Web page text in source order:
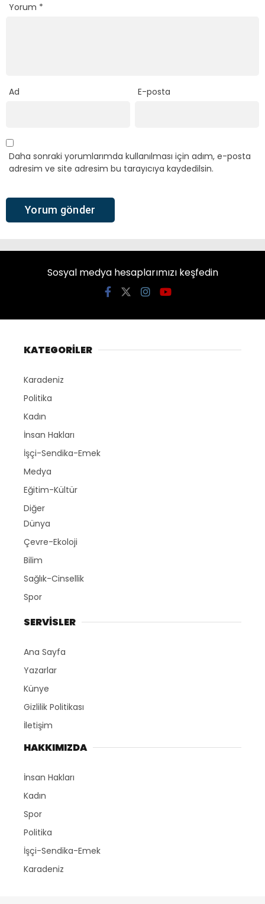
Yorum *
Ad E-posta
Daha sonraki yorumlarımda kullanılması için adım, e-posta
adresim ve site adresim bu tarayıcıya kaydedilsin.
Sosyal medya hesaplarımızı keşfedin
KATEGORİLER
Karadeniz
Politika
Kadın
İnsan Hakları
İşçi-Sendika-Emek
Medya
Eğitim-Kültür
Diğer
Dünya
Çevre-Ekoloji
Bilim
Sağlık-Cinsellik
Spor
SERVİSLER
Ana Sayfa
Yazarlar
Künye
Gizlilik Politikası
İletişim
HAKKIMIZDA
İnsan Hakları
Kadın
Spor
Politika
İşçi-Sendika-Emek
Karadeniz